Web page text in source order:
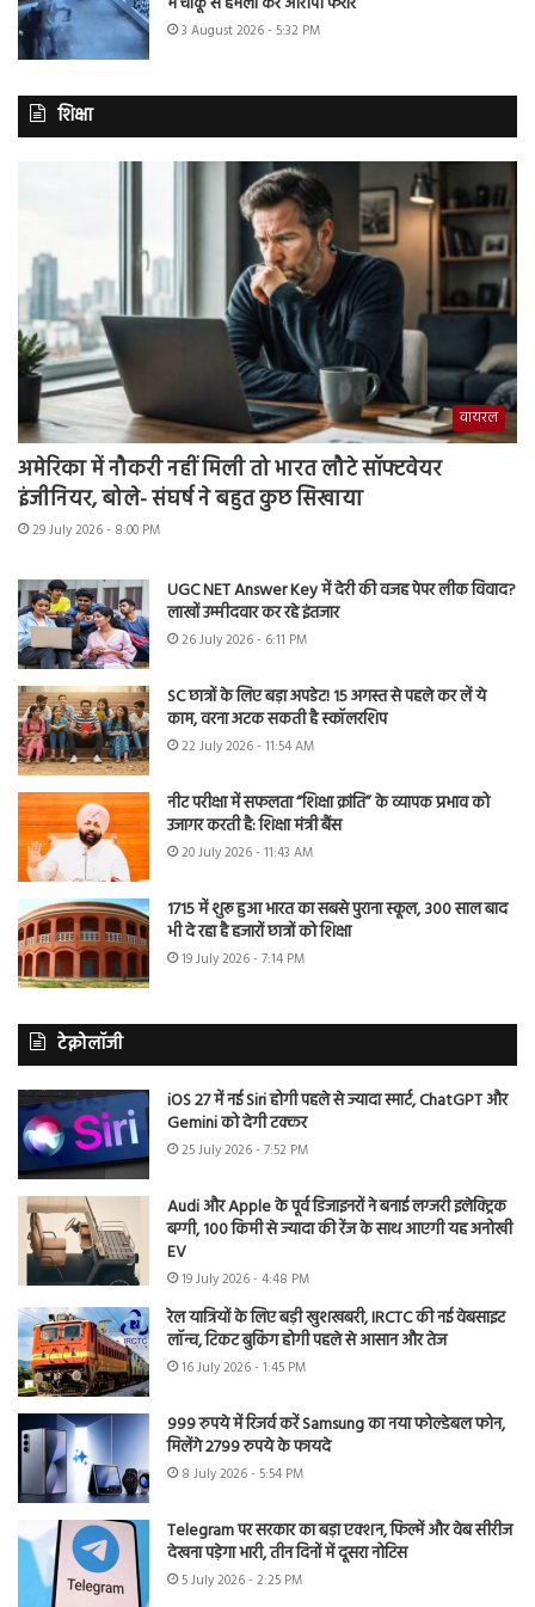
3 August 2026 - 5:32 PM
शिक्षा
वायरल
अमेरिका में नौकरी नहीं मिली तो भारत लौटे सॉफ्टवेयर
इंजीनियर, बोले- संघर्ष ने बहुत कुछ सिखाया
29 July 2026 - 8:00 PM
UGC NET Answer Key में देरी की वजह पेपर लीक विवाद?
लाखों उम्मीदवार कर रहे इंतजार
26 July 2026 - 6:11 PM
SC छात्रों के लिए बड़ा अपडेट! 15 अगस्त से पहले कर लें ये
काम, वरना अटक सकती है स्कॉलरशिप
22 July 2026 - 11:54 AM
नीट परीक्षा में सफलता “शिक्षा क्रांति” के व्यापक प्रभाव को
उजागर करती है: शिक्षा मंत्री बैंस
20 July 2026 - 11:43 AM
1715 में शुरू हुआ भारत का सबसे पुराना स्कूल, 300 साल बाद
भी दे रहा है हजारों छात्रों को शिक्षा
19 July 2026 - 7:14 PM
टेक्नोलॉजी
iOS 27 में नई Siri होगी पहले से ज्यादा स्मार्ट, ChatGPT और
Gemini को देगी टक्कर
25 July 2026 - 7:52 PM
Audi और Apple के पूर्व डिजाइनरों ने बनाई लग्जरी इलेक्ट्रिक
बग्गी, 100 किमी से ज्यादा की रेंज के साथ आएगी यह अनोखी
EV
19 July 2026 - 4:48 PM
रेल यात्रियों के लिए बड़ी खुशखबरी, IRCTC की नई वेबसाइट
लॉन्च, टिकट बुकिंग होगी पहले से आसान और तेज
16 July 2026 - 1:45 PM
999 रुपये में रिजर्व करें Samsung का नया फोल्डेबल फोन,
मिलेंगे 2799 रुपये के फायदे
8 July 2026 - 5:54 PM
Telegram पर सरकार का बड़ा एक्शन, फिल्में और वेब सीरीज
देखना पड़ेगा भारी, तीन दिनों में दूसरा नोटिस
5 July 2026 - 2:25 PM